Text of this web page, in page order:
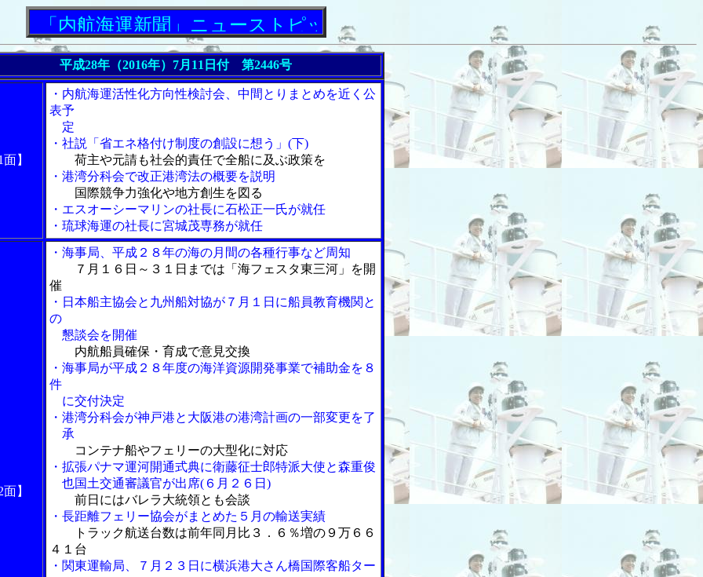
航海運新聞」ニューストピックス
平成28年（2016年）7月11日付 第2446号
】
・内航海運活性化方向性検討会、中間とりまとめを近く公
表予
定
・社説「省エネ格付け制度の創設に想う」(下)
荷主や元請も社会的責任で全船に及ぶ政策を
・港湾分科会で改正港湾法の概要を説明
国際競争力強化や地方創生を図る
・エスオーシーマリンの社長に石松正一氏が就任
・琉球海運の社長に宮城茂専務が就任
】
・海事局、平成２８年の海の月間の各種行事など周知
７月１６日～３１日までは「海フェスタ東三河」を開
催
・日本船主協会と九州船対協が７月１日に船員教育機関と
の
懇談会を開催
内航船員確保・育成で意見交換
・海事局が平成２８年度の海洋資源開発事業で補助金を８
件
に交付決定
・港湾分科会が神戸港と大阪港の港湾計画の一部変更を了
承
コンテナ船やフェリーの大型化に対応
・拡張パナマ運河開通式典に衛藤征士郎特派大使と森重俊
也国土交通審議官が出席(６月２６日)
前日にはバレラ大統領とも会談
・長距離フェリー協会がまとめた５月の輸送実績
トラック航送台数は前年同月比３．６％増の９万６６
４１台
・関東運輸局、７月２３日に横浜港大さん橋国際客船ター